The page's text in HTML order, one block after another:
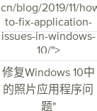
cn/blog/2019/11/
to-fix-application-
issues-in-windows-
10/">
修复Windows 10中
的照片应用程序问
题"